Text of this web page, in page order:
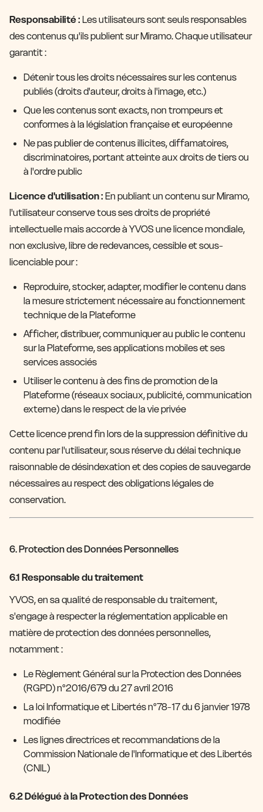
Responsabilité : Les utilisateurs sont seuls responsables
des contenus qu'ils publient sur Miramo. Chaque utilisateur
garantit :
Détenir tous les droits nécessaires sur les contenus
publiés (droits d'auteur, droits à l'image, etc.)
Que les contenus sont exacts, non trompeurs et
conformes à la législation française et européenne
Ne pas publier de contenus illicites, diffamatoires,
discriminatoires, portant atteinte aux droits de tiers ou
à l'ordre public
Licence d'utilisation : En publiant un contenu sur Miramo,
l'utilisateur conserve tous ses droits de propriété
intellectuelle mais accorde à YVOS une licence mondiale,
non exclusive, libre de redevances, cessible et sous-
licenciable pour :
Reproduire, stocker, adapter, modifier le contenu dans
la mesure strictement nécessaire au fonctionnement
technique de la Plateforme
Afficher, distribuer, communiquer au public le contenu
sur la Plateforme, ses applications mobiles et ses
services associés
Utiliser le contenu à des fins de promotion de la
Plateforme (réseaux sociaux, publicité, communication
externe) dans le respect de la vie privée
Cette licence prend fin lors de la suppression définitive du
contenu par l'utilisateur, sous réserve du délai technique
raisonnable de désindexation et des copies de sauvegarde
nécessaires au respect des obligations légales de
conservation.
6. Protection des Données Personnelles
6.1 Responsable du traitement
YVOS, en sa qualité de responsable du traitement,
s'engage à respecter la réglementation applicable en
matière de protection des données personnelles,
notamment :
Le Règlement Général sur la Protection des Données
(RGPD) n°2016/679 du 27 avril 2016
La loi Informatique et Libertés n°78-17 du 6 janvier 1978
modifiée
Les lignes directrices et recommandations de la
Commission Nationale de l'Informatique et des Libertés
(CNIL)
6.2 Délégué à la Protection des Données